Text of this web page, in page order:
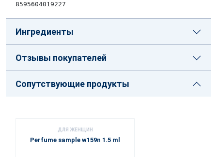
8595604019227
Ингредиенты
Отзывы покупателей
Сопутствующие продукты
ДЛЯ ЖЕНЩИН
Perfume sample w159n 1.5 ml